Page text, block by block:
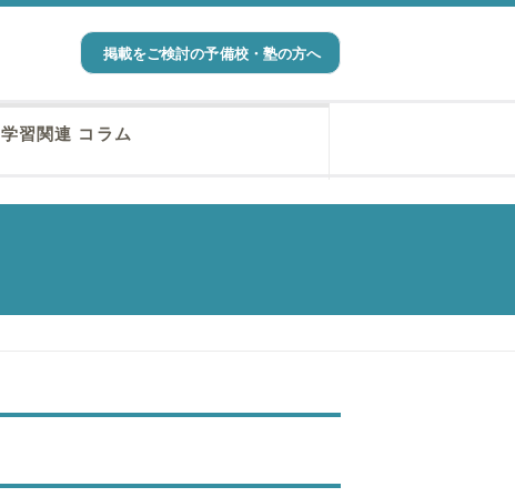
掲載をご検討の予備校・塾の方へ
学習関連 コラム